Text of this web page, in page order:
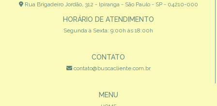
Rua Brigadeiro Jordão, 312 - Ipiranga - São Paulo - SP - 04210-000
HORÁRIO DE ATENDIMENTO
Segunda à Sexta: 9:00h às 18:00h
CONTATO
contato@buscacliente.com.br
MENU